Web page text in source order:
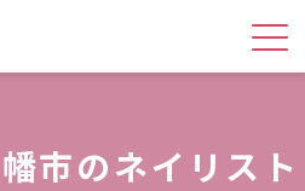
市のネイリスト